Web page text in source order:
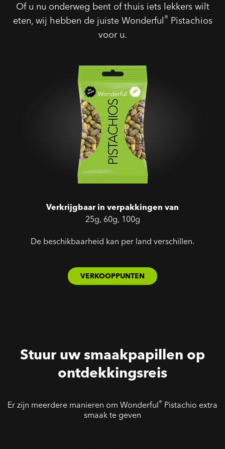
Of u nu onderweg bent of thuis iets lekkers wilt
eten, wij hebben de juiste Wonderful® Pistachios
voor u.
Verkrijgbaar in verpakkingen van
25g, 60g, 100g
De beschikbaarheid kan per land verschillen.
VERKOOPPUNTEN
Stuur uw smaakpapillen op
ontdekkingsreis
Er zijn meerdere manieren om Wonderful® Pistachio extra
smaak te geven